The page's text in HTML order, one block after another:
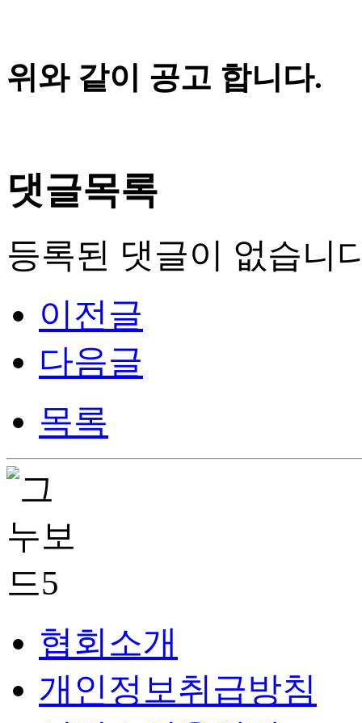
위와 같이 공고 합니다.
댓글목록
등록된 댓글이 없습니
이전글
다음글
목록
협회소개
개인정보취급방침